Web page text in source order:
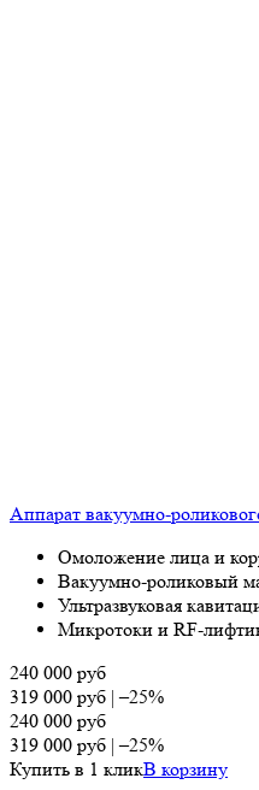
Аппарат вакуумно-
Омоложение лица и
Вакуумно-роликовый
Ультразвуковая
Микротоки и RF-
240 000 руб
319 000 руб |–25%
240 000 руб
319 000 руб |–25%
Купить в 1 кликВ корзину